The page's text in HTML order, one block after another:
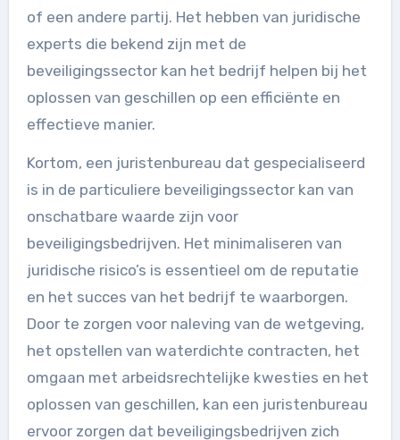
of een andere partij. Het hebben van juridische
experts die bekend zijn met de
beveiligingssector kan het bedrijf helpen bij het
oplossen van geschillen op een efficiënte en
effectieve manier.
Kortom, een juristenbureau dat gespecialiseerd
is in de particuliere beveiligingssector kan van
onschatbare waarde zijn voor
beveiligingsbedrijven. Het minimaliseren van
juridische risico’s is essentieel om de reputatie
en het succes van het bedrijf te waarborgen.
Door te zorgen voor naleving van de wetgeving,
het opstellen van waterdichte contracten, het
omgaan met arbeidsrechtelijke kwesties en het
oplossen van geschillen, kan een juristenbureau
ervoor zorgen dat beveiligingsbedrijven zich